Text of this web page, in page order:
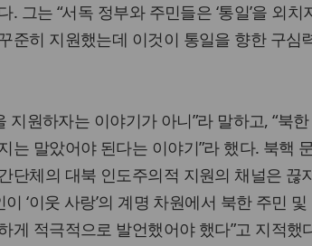
그는 “서독 정부와 주민들은 ‘통일’을 외
준히 지원했는데 이것이 통일을 향한 구심
지원하자는 이야기가 아니”라 말하고, “북
는 말았어야 된다는 이야기”라 했다. 북핵
단체의 대북 인도주의적 지원의 채널은 끊
‘이웃 사랑’의 계명 차원에서 북한 주민
게 적극적으로 발언했어야 했다”고 지적했